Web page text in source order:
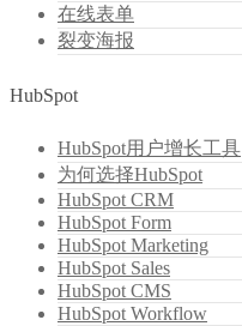
在线表单
裂变海报
HubSpot
HubSpot用户增长工具
为何选择HubSpot
HubSpot CRM
HubSpot Form
HubSpot Marketing
HubSpot Sales
HubSpot CMS
HubSpot Workflow